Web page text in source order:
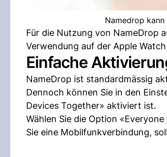
Namedrop
Für die Nutzung von NameDrop
Verwendung auf der Apple
Einfache
NameDrop ist standardmässig
Dennoch können Sie in den
Devices Together» aktiviert ist.
Wählen Sie die Option
Sie eine Mobilfunkverbindung,